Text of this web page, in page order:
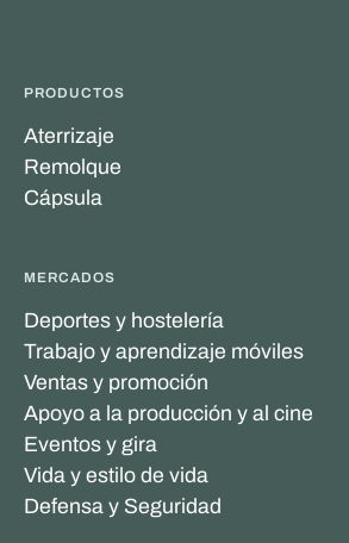
PRODUCTOS
Aterrizaje
Remolque
Cápsula
MERCADOS
Deportes y hostelería
Trabajo y aprendizaje móviles
Ventas y promoción
Apoyo a la producción y al cine
Eventos y gira
Vida y estilo de vida
Defensa y Seguridad